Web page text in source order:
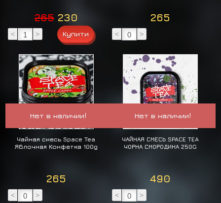
265 230
< >
265
< >
Нет в наличии!
Чайная смесь Space Tea
Яблочная Конфетка 100g
265
< >
Нет в наличии!
ЧАЙНАЯ СМЕСЬ SPACE TEA
ЧОРНА СМОРОДИНА 250G
490
< >